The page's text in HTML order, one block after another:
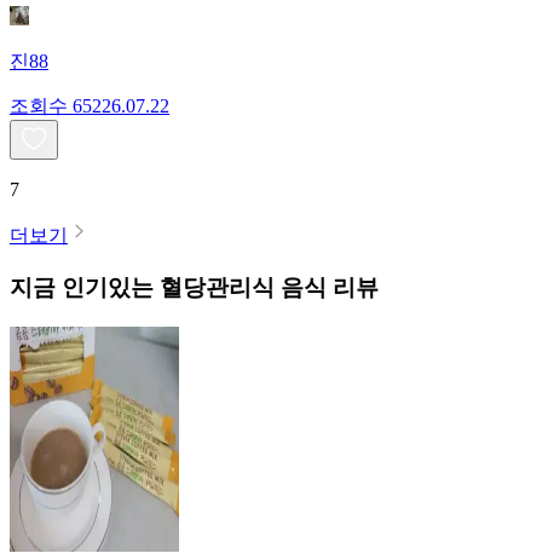
진88
조회수 65226.07.22
7
더보기
지금 인기있는 혈당관리식 음식 리뷰